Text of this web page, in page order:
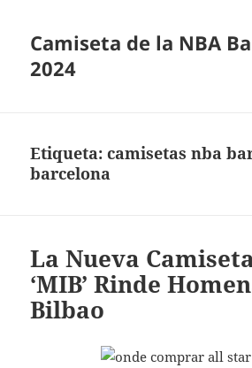
Camiseta de la NBA
2024
Etiqueta:camisetas nba
barcelona
La Nueva
‘MIB’ Rinde
Bilbao